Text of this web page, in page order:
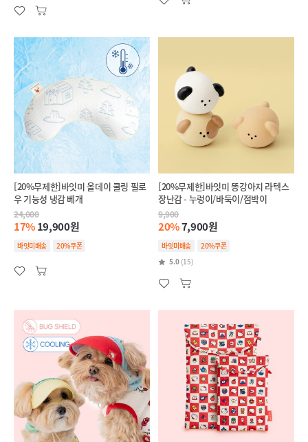
[20%무제한]바잇미 올데이 쿨링 필로
우 기능성 냉감 베개
24,000
17%19,900원
바잇미배송 20%쿠폰
[20%무제한]바잇미 똥강아지 라텍스
장난감 - 누렁이/바둑이/점박이
9,900
20%7,900원
바잇미배송
20%쿠폰
5.0 (15)